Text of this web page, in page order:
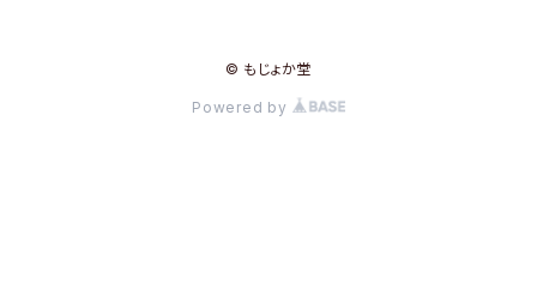
© もじょか堂
Powered by